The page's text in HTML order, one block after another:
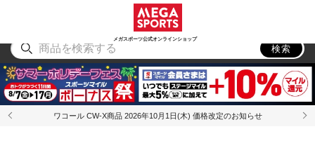
メガスポーツ公式オンラインショップ
アウトドア
検索
ワコール CW-X商品 2026年10月1日(木) 価格改定のお知らせ